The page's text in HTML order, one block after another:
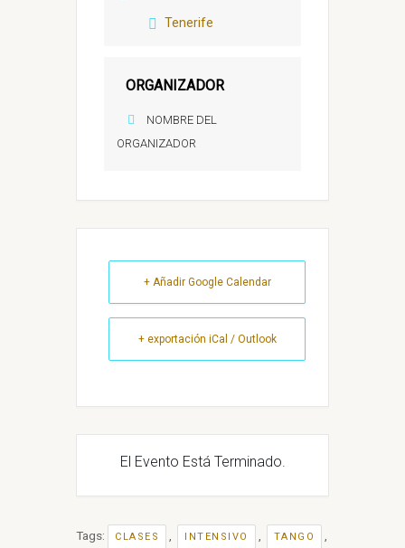
Tenerife
ORGANIZADOR
NOMBRE DEL
ORGANIZADOR
+ Añadir Google Calendar
+ exportación iCal / Outlook
El Evento Está Terminado.
Tags: CLASES , INTENSIVO , TANGO ,